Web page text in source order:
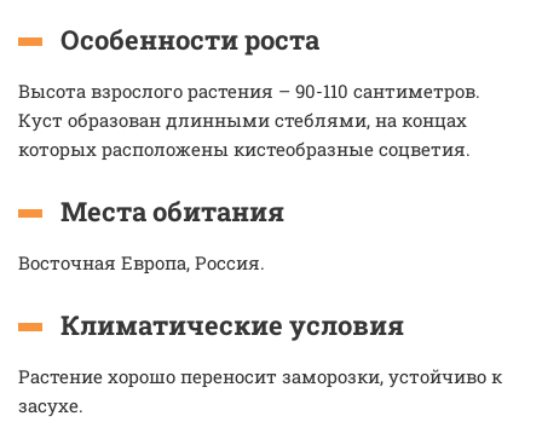
Особенности роста
Высота взрослого растения – 90-110 сантиметров.
Куст образован длинными стеблями, на концах
которых расположены кистеобразные соцветия.
Места обитания
Восточная Европа, Россия.
Климатические условия
Растение хорошо переносит заморозки, устойчиво к
засухе.